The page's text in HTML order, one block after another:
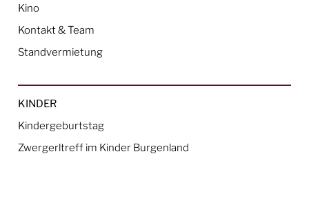
Kino
Kontakt & Team
Standvermietung
KINDER
Kindergeburtstag
Zwergerltreff im Kinder Burgenland